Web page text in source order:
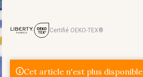
Certifié OEKO-TEX®
Cet article n'est plus disponible